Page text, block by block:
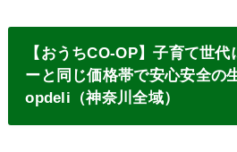
【おうちCO-OP】子育て世
ーと同じ価格帯で安心安全の
opdeli（神奈川全域）